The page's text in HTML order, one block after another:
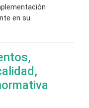
en su